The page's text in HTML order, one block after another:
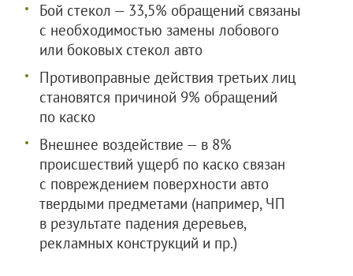
Бой стекол — 33,5% обращений связаны
с необходимостью замены лобового
или боковых стекол авто
Противоправные действия третьих лиц
становятся причиной 9% обращений
по каско
Внешнее воздействие — в 8%
происшествий ущерб по каско связан
с повреждением поверхности авто
твердыми предметами (например, ЧП
в результате падения деревьев,
рекламных конструкций и пр.)